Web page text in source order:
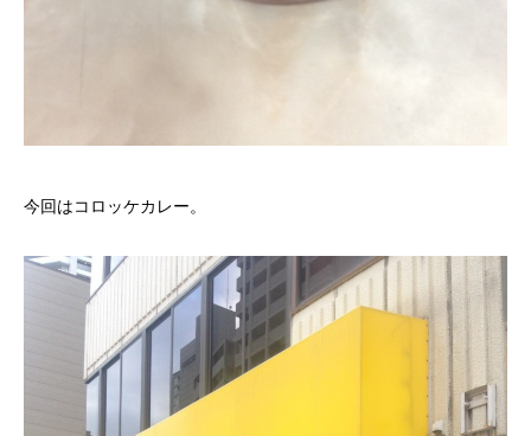
今回はコロッケカレー。